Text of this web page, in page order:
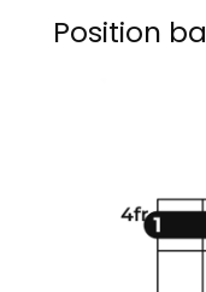
Position